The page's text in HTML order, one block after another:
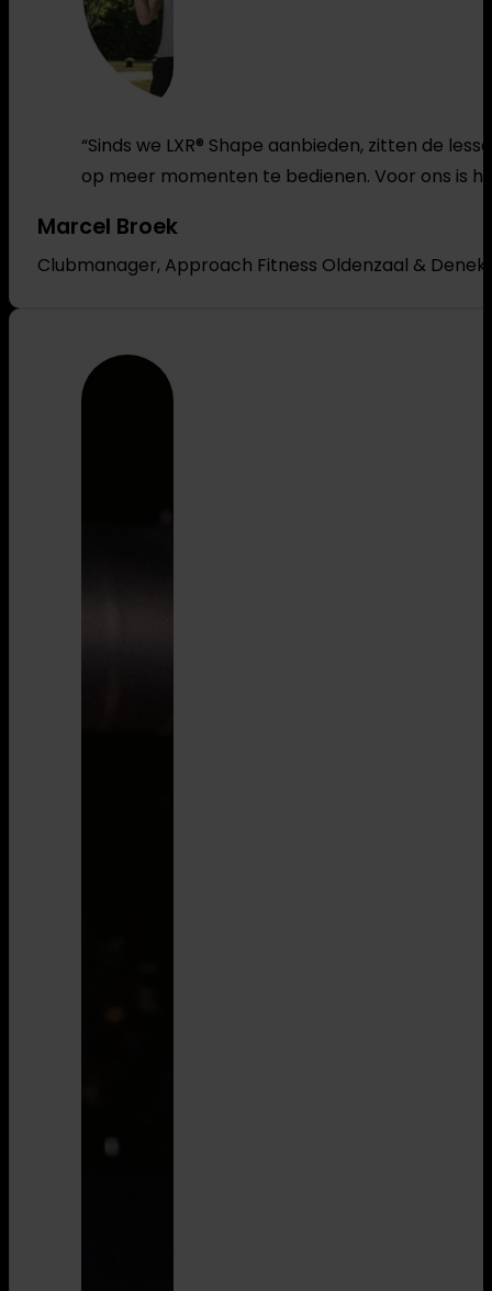
“Sinds we LXR® Shape aanbieden, zitten de
op meer momenten te bedienen. Voor ons is
Marcel Broek
Clubmanager, Approach Fitness Oldenzaal &